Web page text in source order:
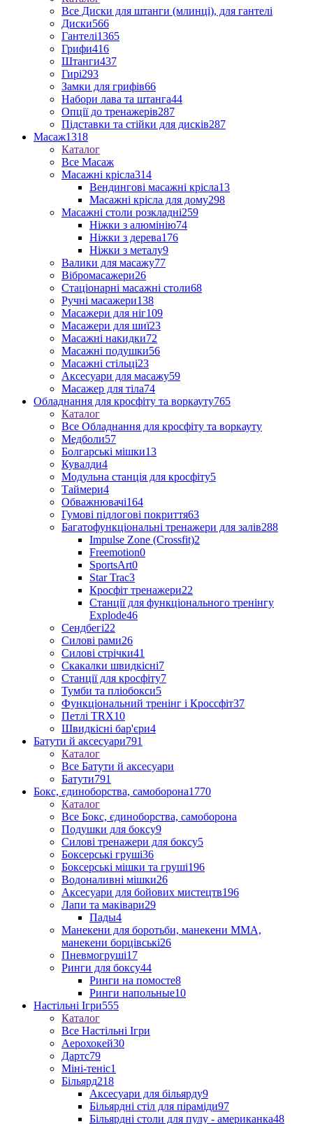
Все Диски для штанги (млинці), для гантелі
Диски566
Гантелі1365
Грифи416
Штанги437
Гирі293
Замки для грифів66
Набори лава та штанга44
Опції до тренажерів287
Підставки та стійки для дисків287
Масаж1318
Каталог
Все Масаж
Масажні крісла314
Вендингові масажні крісла13
Масажні крісла для дому298
Масажні столи розкладні259
Ніжки з алюмінію74
Ніжки з дерева176
Ніжки з металу9
Валики для масажу77
Вібромасажери26
Стаціонарні масажні столи68
Ручні масажери138
Масажери для ніг109
Масажери для шиї23
Масажні накидки72
Масажні подушки56
Масажні стільці23
Аксесуари для масажу59
Масажер для тіла74
Обладнання для кросфіту та воркауту765
Каталог
Все Обладнання для кросфіту та воркауту
Медболи57
Болгарські мішки13
Кувалди4
Модульна станція для кросфіту5
Таймери4
Обважнювачі164
Гумові підлогові покриття63
Багатофункціональні тренажери для залів288
Impulse Zone (Crossfit)2
Freemotion0
SportsArt0
Star Trac3
Кросфіт тренажери22
Станції для функціонального тренінгу
Explode46
Сендбегі22
Силові рами26
Силові стрічки41
Скакалки швидкісні7
Станції для кросфіту7
Тумби та пліобокси5
Функціональний тренінг і Кроссфіт37
Петлі TRX10
Швидкісні бар'єри4
Батути й аксесуари791
Каталог
Все Батути й аксесуари
Батути791
Бокс, єдиноборства, самоборона1770
Каталог
Все Бокс, єдиноборства, самоборона
Подушки для боксу9
Силові тренажери для боксу5
Боксерські груші36
Боксерські мішки та груші196
Водоналивні мішки26
Аксесуари для бойових мистецтв196
Лапи та маківари29
Пады4
Манекени для боротьби, манекени ММА,
манекени борцівські26
Пневмогруші17
Ринги для боксу44
Ринги на помосте8
Ринги напольные10
Настільні Ігри555
Каталог
Все Настільні Ігри
Аерохокей30
Дартс79
Міні-теніс1
Більярд218
Аксесуари для більярду9
Більярдні стіл для піраміди97
Більярдні столи для пулу - американка48